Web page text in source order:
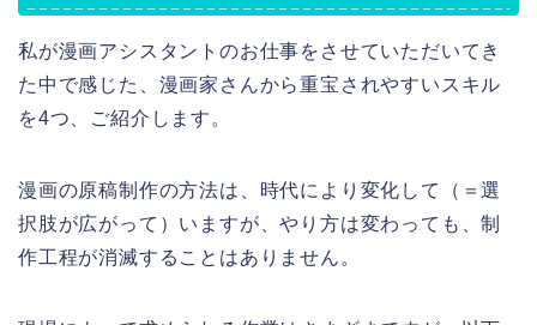
私が漫画アシスタントのお仕事をさせていただいてき
た中で感じた、漫画家さんから重宝されやすいスキル
を4つ、ご紹介します。
漫画の原稿制作の方法は、時代により変化して（＝選
択肢が広がって）いますが、やり方は変わっても、制
作工程が消滅することはありません。